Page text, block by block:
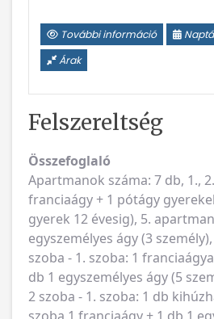
További információ
Árak
Felszereltség
Összefoglaló
Apartmanok száma: 7 db, 1.,
franciaágy + 1 pótágy
gyerek 12 évesig), 5.
egyszemélyes ágy (3
szoba - 1. szoba: 1
db 1 egyszemélyes ágy (5
2 szoba - 1. szoba: 1 db